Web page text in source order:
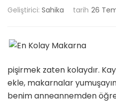
Geliştirici: Sahika tarih 26
pişirmek zaten kolaydır.
ekle, makarnalar
benim anneannemden